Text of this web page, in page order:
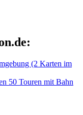
(2 Karten im
50 Touren mit Bahn